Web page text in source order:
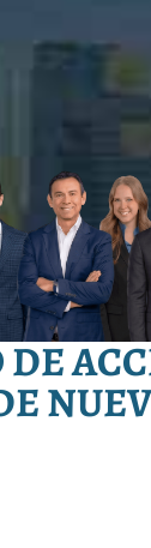
DE